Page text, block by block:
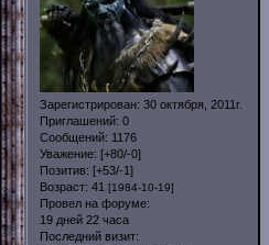
Зарегистрирован: 30 октября, 2011г.
Приглашений: 0
Сообщений: 1176
Уважение: [+80/-0]
Позитив: [+53/-1]
Возраст: 41 [1984-10-19]
Провел на форуме:
19 дней 22 часа
Последний визит: